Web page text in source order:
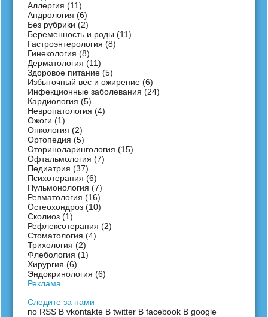
Аллергия (11)
Андрология (6)
Без рубрики (2)
Беременность и роды (11)
Гастроэнтерология (8)
Гинекология (8)
Дерматология (11)
Здоровое питание (5)
Избыточный вес и ожирение (6)
Инфекционные заболевания (24)
Кардиология (5)
Невропатология (4)
Ожоги (1)
Онкология (2)
Ортопедия (5)
Оториноларингология (15)
Офтальмология (7)
Педиатрия (37)
Психотерапия (6)
Пульмонология (7)
Ревматология (16)
Остеохондроз (10)
Сколиоз (1)
Рефлексотерапия (2)
Стоматология (4)
Трихология (2)
Флебология (1)
Хирургия (6)
Эндокринология (6)
Реклама
Следите за нами
по RSS В vkontakte В twitter В facebook В google